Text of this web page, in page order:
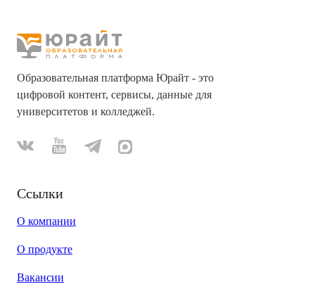
Образовательная платформа Юрайт - это
цифровой контент, сервисы, данные для
университетов и колледжей.
Ссылки
О компании
О продукте
Вакансии